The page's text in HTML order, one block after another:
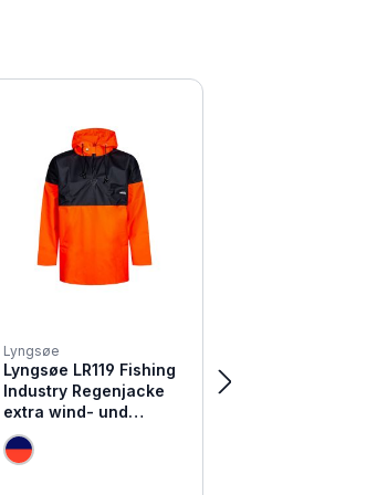
Lyngsøe
Lyngsøe LR119 Fishing
Industry Regenjacke
extra wind- und
wasserdicht